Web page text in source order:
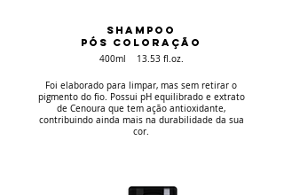
SHAMPOO
PÓS COLORAÇÃO
400ml 13.53 fl.oz.
Foi elaborado para limpar, mas sem retirar o
pigmento do fio. Possui pH equilibrado e extrato
de Cenoura que tem ação antioxidante,
contribuindo ainda mais na durabilidade da sua
cor.